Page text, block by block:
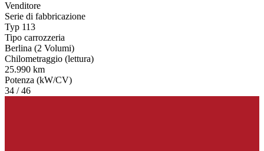
Venditore
Serie di fabbricazione
Typ 113
Tipo carrozzeria
Berlina (2 Volumi)
Chilometraggio (lettura)
25.990 km
Potenza (kW/CV)
34 / 46